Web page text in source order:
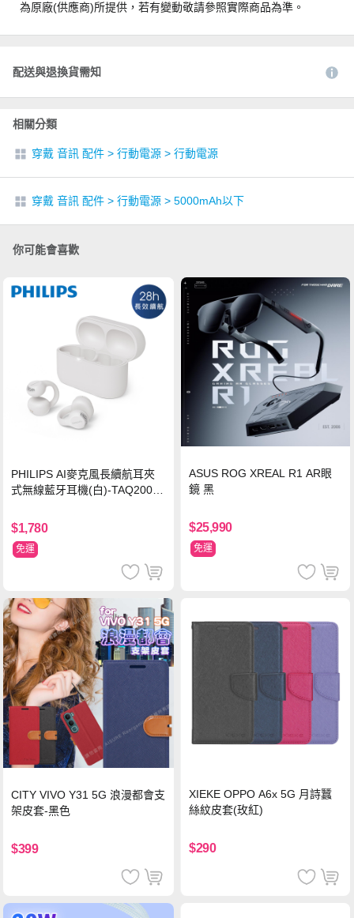
為原廠(供應商)所提供，若有變動敬請參照實際商品為準。
配送與退換貨需知
相關分類
穿戴 音訊 配件 > 行動電源 > 行動電源
穿戴 音訊 配件 > 行動電源 > 5000mAh以下
你可能會喜歡
PHILIPS AI麥克風長續航耳夾
式無線藍牙耳機(白)-TAQ2000
$1,780
免運
ASUS ROG XREAL R1 AR眼
鏡 黑
$25,990
免運
CITY VIVO Y31 5G 浪漫都會支
架皮套-黑色
$399
XIEKE OPPO A6x 5G 月詩蠶
絲紋皮套(玫紅)
$290